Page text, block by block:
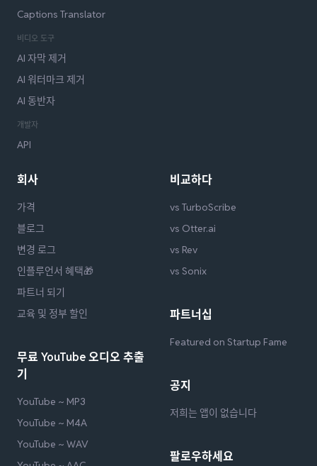
Captions Translator
비디오 도구
AI 자막 제거
AI 워터마크 제거
AI 동반자
개발자
API
회사
가격
블로그
변경 로그
인플루언서 혜택🎁
파트너 되기
교육 및 정부 할인
무료 YouTube 오디오 추출
기
YouTube ~ MP3
YouTube ~ M4A
YouTube ~ WAV
비교하다
vs TurboScribe
vs Otter.ai
vs Rev
vs Sonix
파트너십
Featured on Startup Fame
공지
저희는 앱이 없습니다
팔로우하세요